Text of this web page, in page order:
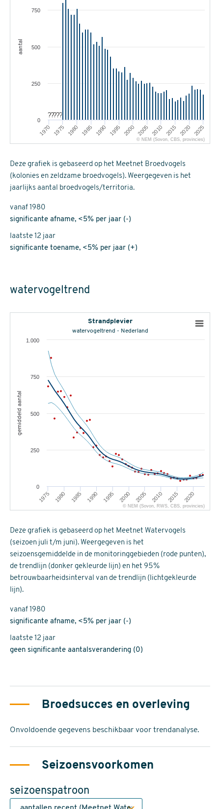
?????
aantal
1970 1975 1980 1985 1990 1995 2000 2005 2010 2015 2020 2025
0
250
500
750
© NEM (Sovon, CBS, provincies)
Deze grafiek is gebaseerd op het Meetnet Broedvogels
(kolonies en zeldzame broedvogels). Weergegeven is het
jaarlijks aantal broedvogels/territoria.
vanaf 1980
significante afname, <5% per jaar (-)
laatste 12 jaar
significante toename, <5% per jaar (+)
watervogeltrend
gemiddeld aantal
Strandplevier
watervogeltrend - Nederland
1975 1980 1985 1990 1995 2000 2005 2010 2015 2020
0
250
500
750
1.000
© NEM (Sovon, RWS, CBS, provincies)
Deze grafiek is gebaseerd op het Meetnet Watervogels
(seizoen juli t/m juni). Weergegeven is het
seizoensgemiddelde in de monitoringgebieden (rode punten),
de trendlijn (donker gekleurde lijn) en het 95%
betrouwbaarheidsinterval van de trendlijn (lichtgekleurde
lijn).
vanaf 1980
significante afname, <5% per jaar (-)
laatste 12 jaar
geen significante aantalsverandering (0)
Broedsucces en overleving
Onvoldoende gegevens beschikbaar voor trendanalyse.
Seizoensvoorkomen
seizoenspatroon